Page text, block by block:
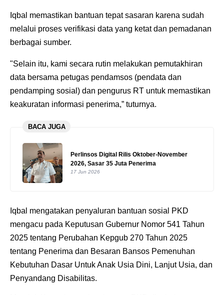
Iqbal memastikan bantuan tepat sasaran karena sudah
melalui proses verifikasi data yang ketat dan pemadanan
berbagai sumber.
"Selain itu, kami secara rutin melakukan pemutakhiran
data bersama petugas pendamsos (pendata dan
pendamping sosial) dan pengurus RT untuk memastikan
keakuratan informasi penerima,” tuturnya.
BACA JUGA
Perlinsos Digital Rilis Oktober-November
2026, Sasar 35 Juta Penerima
17 Jun 2026
Iqbal mengatakan penyaluran bantuan sosial PKD
mengacu pada Keputusan Gubernur Nomor 541 Tahun
2025 tentang Perubahan Kepgub 270 Tahun 2025
tentang Penerima dan Besaran Bansos Pemenuhan
Kebutuhan Dasar Untuk Anak Usia Dini, Lanjut Usia, dan
Penyandang Disabilitas.